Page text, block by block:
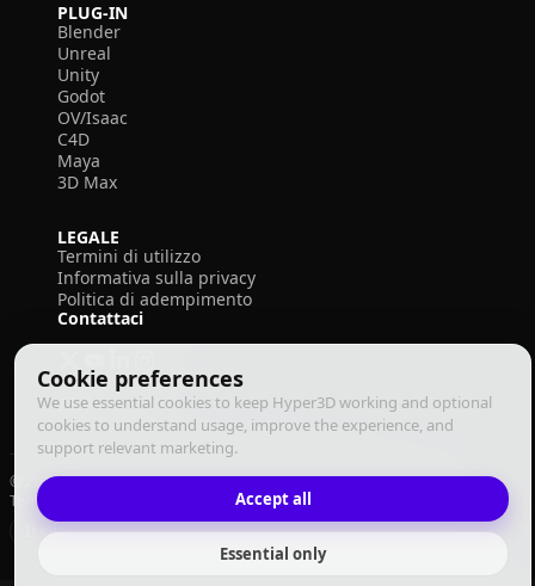
Cookie preferences
We use essential cookies to keep Hyper3D working and optional
cookies to understand usage, improve the experience, and
support relevant marketing.
Accept all
Essential only
PLUG-IN
Blender
Unreal
Unity
Godot
OV/Isaac
C4D
Maya
3D Max
LEGALE
Termini di utilizzo
Informativa sulla privacy
Politica di adempimento
Contattaci
© 2026 Deemos Corporation. Tutti i diritti riservati
Termini di Utilizzo
Informativa sulla Privacy Politica di Adempimento
Italiano